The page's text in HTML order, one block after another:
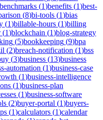
benchmarks (1)benefits (1)best-
(8)bi-tools (1)bias
(1)billable-hours (1)billing
(1)blockchain (1)blog-strategy
(5)bookkeeping (9)bpa
(2)breach-notification (1)bss
(3)business (13)business
automation (1)business-case
(1)business-intelligence
(1)business-plan
(1)business-software
(2)buyer-portal (1)buyers-
(1)calculators (1)calendar